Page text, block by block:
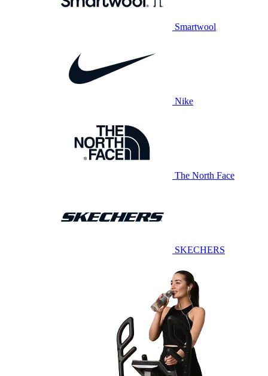
Smartwool
Nike
The North Face
SKECHERS